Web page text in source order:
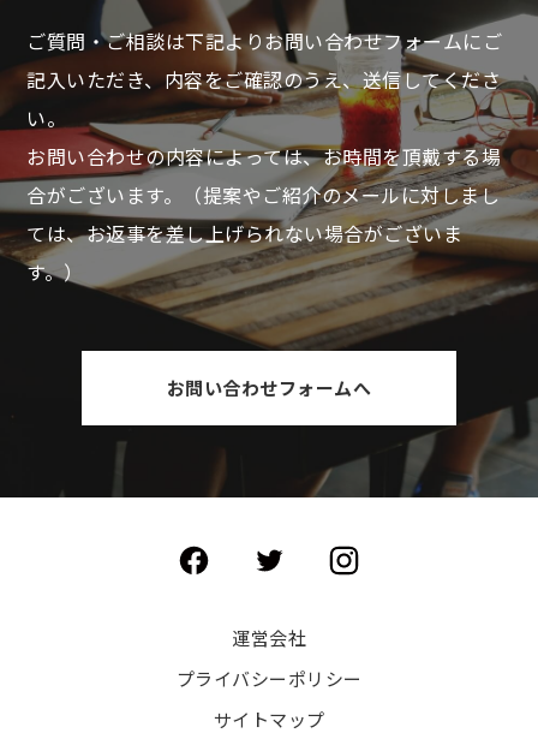
ご質問・ご相談は下記よりお問い合わせフォームにご
記入いただき、内容をご確認のうえ、送信してくださ
い。
お問い合わせの内容によっては、お時間を頂戴する場
合がございます。
（提案やご紹介のメールに対しまし
ては、お返事を差し上げられない場合がございま
す。）
お問い合わせフォームへ
運営会社
プライバシーポリシー
サイトマップ